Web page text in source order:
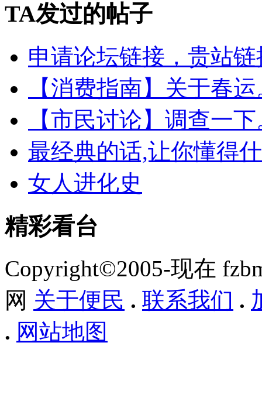
TA发过的帖子
申请论坛链接，贵站
【消费指南】关于春
【市民讨论】调查一
最经典的话,让你懂得
女人进化史
精彩看台
Copyright©2005-现在
网 关于便民 . 联系我们 .
. 网站地图